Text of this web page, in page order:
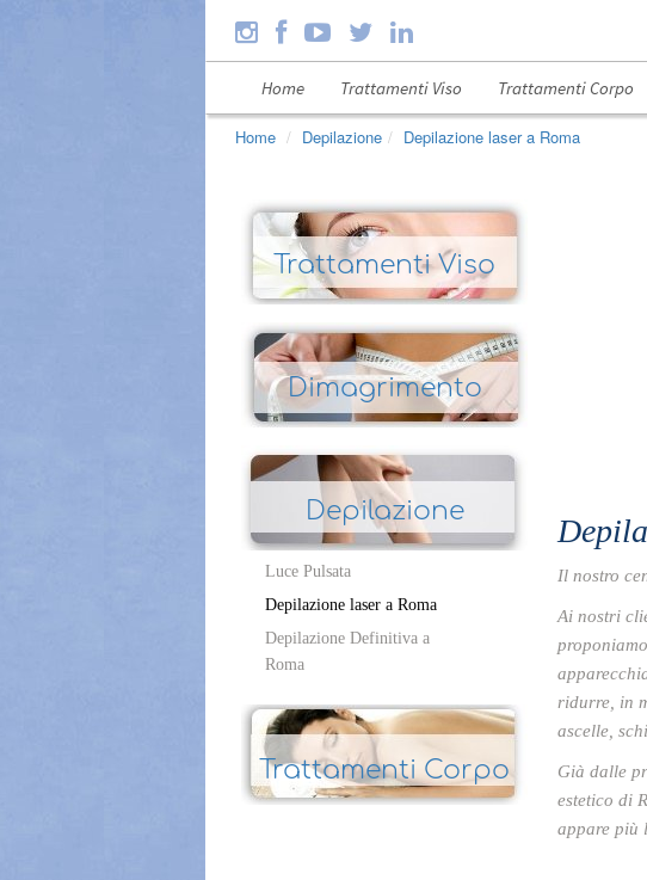
Home Trattamenti Viso Trattamenti Corpo
Home Depilazione Depilazione laser a Roma
Il nostro
Ai nostri
ridurre, in
ascelle,
Già dalle
estetico di
appare più
Trattamenti Viso
Dimagrimento
Depilazione
Luce Pulsata
Depilazione laser a Roma
Depilazione Definitiva a
Roma
Trattamenti Corpo